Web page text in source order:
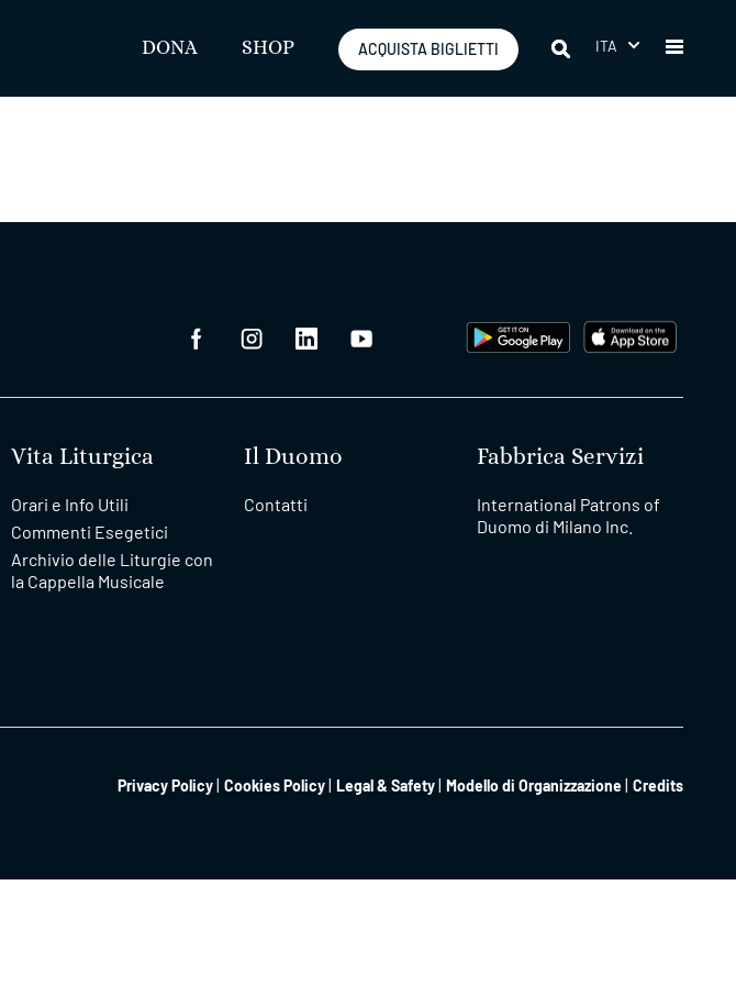
DONA SHOP ACQUISTA BIGLIETTI ITA
Vita Liturgica
Orari e Info Utili
Commenti Esegetici
Archivio delle Liturgie con
la Cappella Musicale
Il Duomo
Contatti
Fabbrica Servizi
International Patrons of
Duomo di Milano Inc.
Privacy Policy Cookies Policy Legal & Safety Modello di Organizzazione Credits